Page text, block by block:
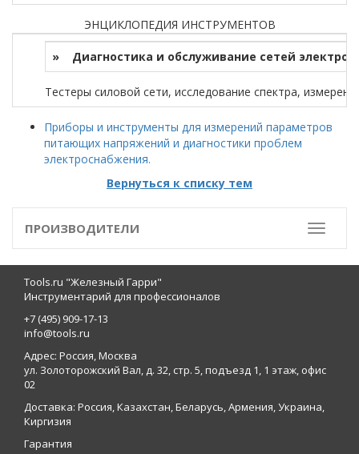
ЭНЦИКЛОПЕДИЯ ИНСТРУМЕНТОВ
» Диагностика и обслуживание сетей
Тестеры силовой сети, исследование спектра,
Приборы и инструменты для измерений параметров
питающих напряжений и диагностики проблем
электроснабжения.
Вернуться к списку тем
Toggle
ПРОИЗВОДИТЕЛИ
Tools.ru "Железный Гарри"
Инструментарий для профессионалов
+7 (495) 909-17-13
info@tools.ru
Адрес: Россия, Москва
ул. Золоторожский Вал, д. 32, стр. 5, подъезд 1, 1 этаж, офис
02
Доставка: Россия, Казахстан, Беларусь, Армения, Украина,
Киргизия
Гарантия